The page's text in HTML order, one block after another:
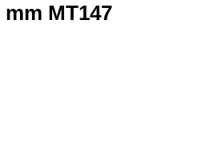
mm MT147